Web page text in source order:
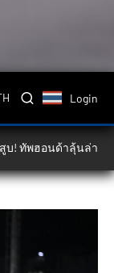
Login
ฮอนด้าลุ้นล่าโพเดียม